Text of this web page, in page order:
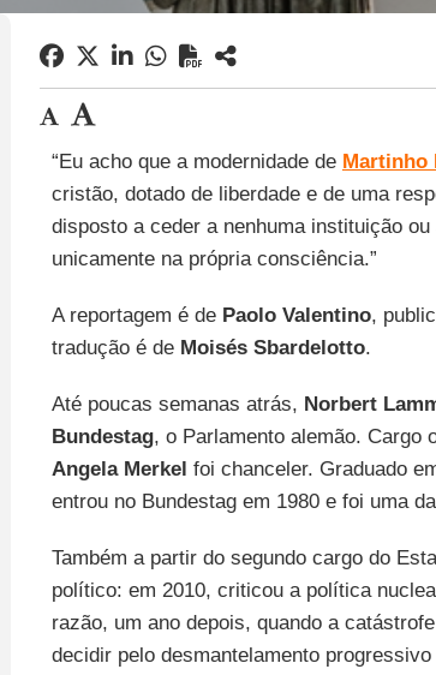
“Eu acho que a modernidade de Martinho
cristão, dotado de liberdade e de uma
disposto a ceder a nenhuma instituição
unicamente na própria consciência.”
A reportagem é de Paolo Valentino,
tradução é de Moisés Sbardelotto.
Até poucas semanas atrás, Norbert
Bundestag, o Parlamento alemão. Cargo
Angela Merkel foi chanceler. Graduado
entrou no Bundestag em 1980 e foi uma
Também a partir do segundo cargo do
político: em 2010, criticou a política
razão, um ano depois, quando a
decidir pelo desmantelamento